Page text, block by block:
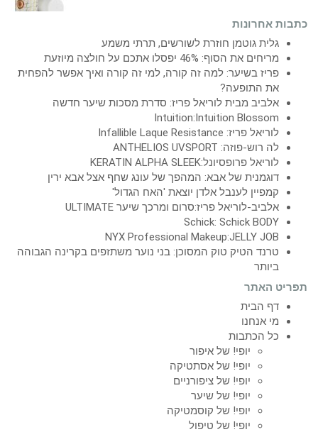
כתבות אחרונות
גלית גוטמן חוזרת לשורשים, תרתי משמע
מריחים את הסוף: 46% יפסלו אתכם על חולצה מיוזעת
פריז בשיער: למה זה קורה, למי זה קורה ואיך אפשר להפחית
את התופעה?
אלביב מבית לוריאל פריז: סדרת מסכות שיער חדשה
Intuition:Intuition Blossom
לוריאל פריז: Infallible Laque Resistance
לה רוש-פוזה: ANTHELIOS UVSPORT
לוריאל פרופסיונל:KERATIN ALPHA SLEEK
דוגמנית של אבא: המהפך של עונג שחף אצל אבא ירין
קמפיין לענבל אלדן יוצאת 'האח הגדול'
אלביב-לוריאל פריז:סרום ומרכך שיער ULTIMATE
Schick: Schick BODY
NYX Professional Makeup:JELLY JOB
טרנד הטיק טוק המסוכן: בני נוער משתזפים בקרינה הגבוהה
ביותר
תפריט האתר
דף הבית
מי אנחנו
כל הכתבות
יופי! של איפור
יופי! של אסתטיקה
יופי! של ציפורניים
יופי! של שיער
יופי! של קוסמטיקה
יופי! של טיפול